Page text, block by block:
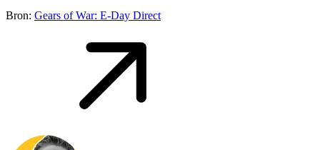
Bron: Gears of War: E-Day Direct